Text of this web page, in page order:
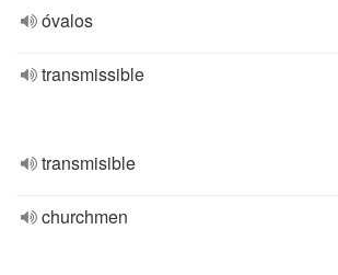
óvalos
transmissible
transmisible
churchmen